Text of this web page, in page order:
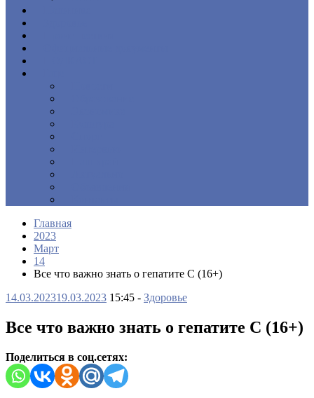
Главная
2023
Март
14
Все что важно знать о гепатите С (16+)
14.03.202319.03.2023 15:45 - Здоровье
Все что важно знать о гепатите С (16+)
Поделиться в соц.сетях: